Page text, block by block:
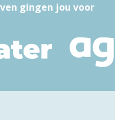
gingen jou voor